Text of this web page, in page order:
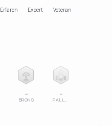
Erfaren Expert Veteran
–
BRONS
–
PALLSERIE